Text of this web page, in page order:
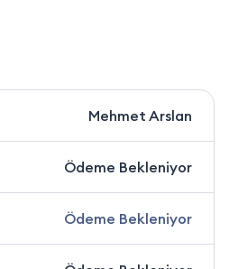
Mehmet Arslan
Ödeme Bekleniyor
Ödeme Bekleniyor